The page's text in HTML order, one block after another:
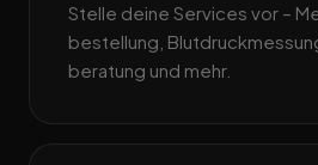
Stelle deine Services vor –
bestellung,
beratung und mehr.